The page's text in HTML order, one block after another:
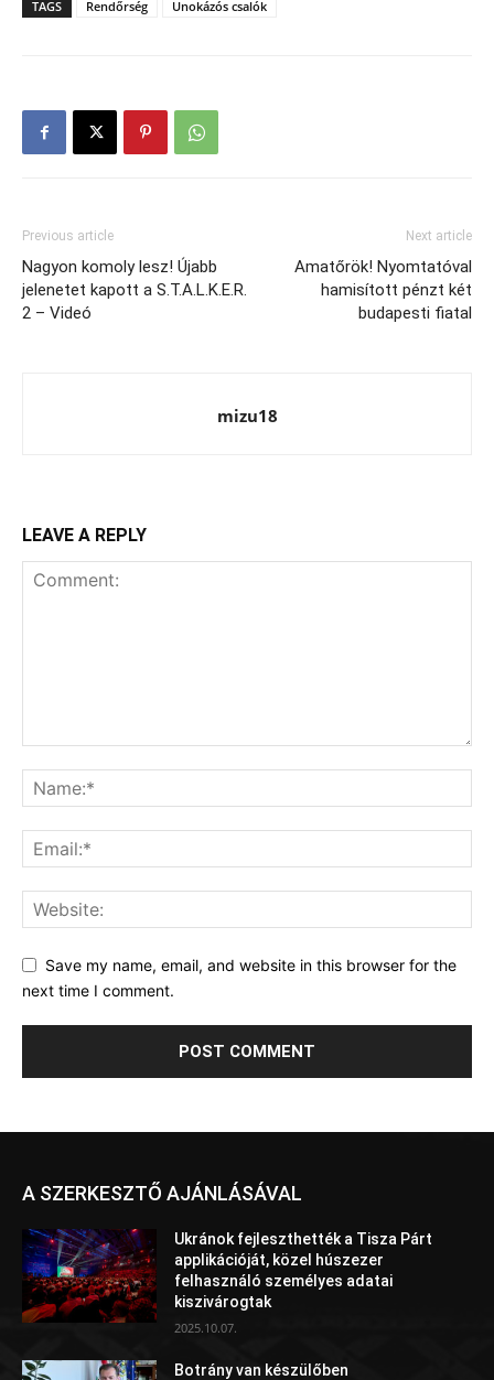
TAGS Rendőrség Unokázós csalók
Previous article
Nagyon komoly lesz! Újabb
jelenetet kapott a S.T.A.L.K.E.R.
2 – Videó
Next article
Amatőrök! Nyomtatóval
hamisított pénzt két
budapesti fiatal
mizu18
LEAVE A REPLY
Save my name, email, and website in this browser for the
next time I comment.
A SZERKESZTŐ AJÁNLÁSÁVAL
Ukránok fejleszthették a Tisza Párt
applikációját, közel húszezer
felhasználó személyes adatai
kiszivárogtak
2025.10.07.
Botrány van készülőben